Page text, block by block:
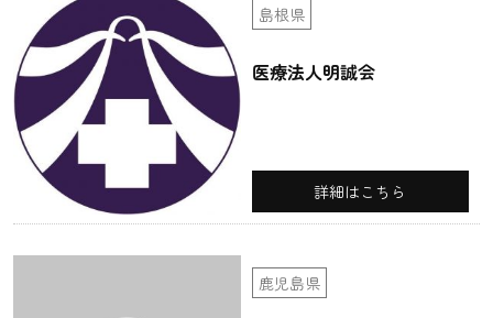
島根県
医療法人明誠会
詳細はこちら
鹿児島県